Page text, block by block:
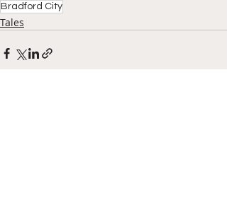
Bradford City
Tales